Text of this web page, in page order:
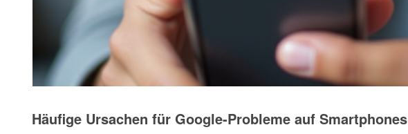
Häufige Ursachen für Google-Probleme auf Smartphones